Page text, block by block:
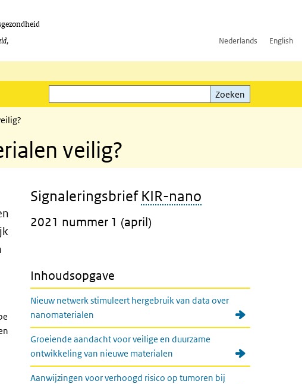
Nederlands English
Zoeken
Zoeken
veilig?
Signaleringsbrief KIR-nano
2021 nummer 1 (april)
Inhoudsopgave
Nieuw netwerk stimuleert hergebruik van data over
nanomaterialen
Groeiende aandacht voor veilige en duurzame
ontwikkeling van nieuwe materialen
Aanwijzingen voor verhoogd risico op tumoren bij